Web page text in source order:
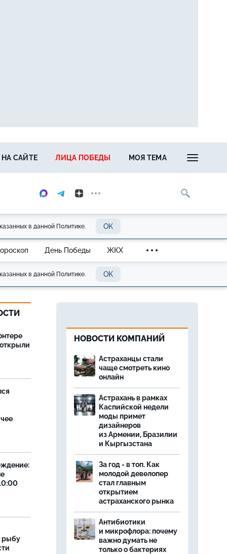
НА САЙТЕ ЛИЦА ПОБЕДЫ МОЯ ТЕМА
в данной Политике. OK
День Победы ЖКХ
в данной Политике. OK
рыбу
НОВОСТИ КОМПАНИЙ
Астраханцы стали
чаще смотреть кино
онлайн
Астрахань в рамках
Каспийской недели
моды примет
дизайнеров
из Армении, Бразилии
и Кыргызстана
За год - в топ. Как
молодой девелопер
стал главным
открытием
астраханского рынка
Антибиотики
и микрофлора: почему
важно думать не
только о бактериях